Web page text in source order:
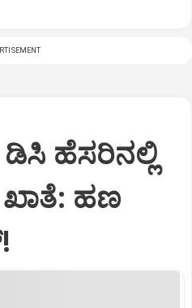
ಹೆಸರಿನಲ್ಲಿ
ಖಾತೆ: ಹಣ